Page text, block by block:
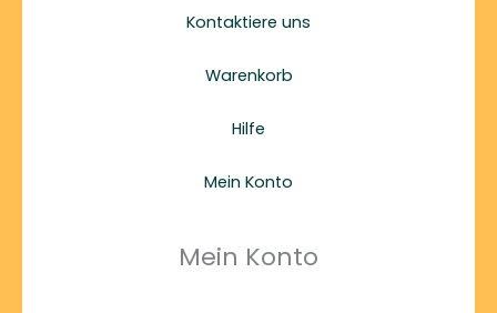
Kontaktiere uns
Warenkorb
Hilfe
Mein Konto
Mein Konto